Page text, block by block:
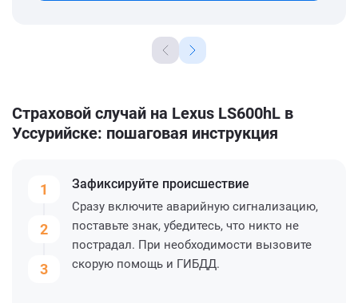
Страховой случай на Lexus LS600hL в
Уссурийске: пошаговая инструкция
1
2
3
Зафиксируйте происшествие
Сразу включите аварийную сигнализацию,
поставьте знак, убедитесь, что никто не
пострадал. При необходимости вызовите
скорую помощь и ГИБДД.